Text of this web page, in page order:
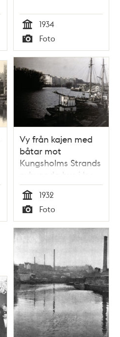
Tid
1934
Typ
Foto
Vy från kajen med
båtar mot
Kungsholms Strands
nybyggda hus i kv.
Bolinders
Tid
1932
Typ
Foto